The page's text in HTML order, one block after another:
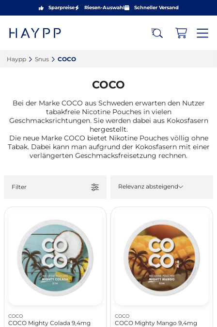
Sparpreise Riesen-Auswahl Schneller Versand
Haypp‎ Snus‎ COCO‎
COCO
Bei der Marke COCO aus Schweden erwarten den Nutzer
tabakfreie Nicotine Pouches in vielen
Geschmacksrichtungen. Sie werden dabei aus Kokosfasern
hergestellt.
Die neue Marke COCO bietet Nikotine Pouches völlig ohne
Tabak. Dabei kann man aufgrund der Kokosfasern mit einer
verlängerten Geschmacksfreisetzung rechnen.
Filter Relevanz absteigend
COCO
COCO Mighty Colada 9,4mg
COCO
COCO Mighty Mango 9,4mg